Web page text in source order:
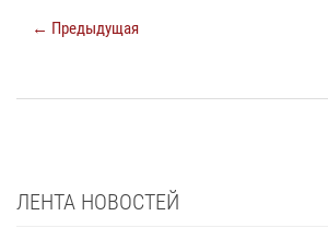
← Предыдущая
ЛЕНТА НОВОСТЕЙ